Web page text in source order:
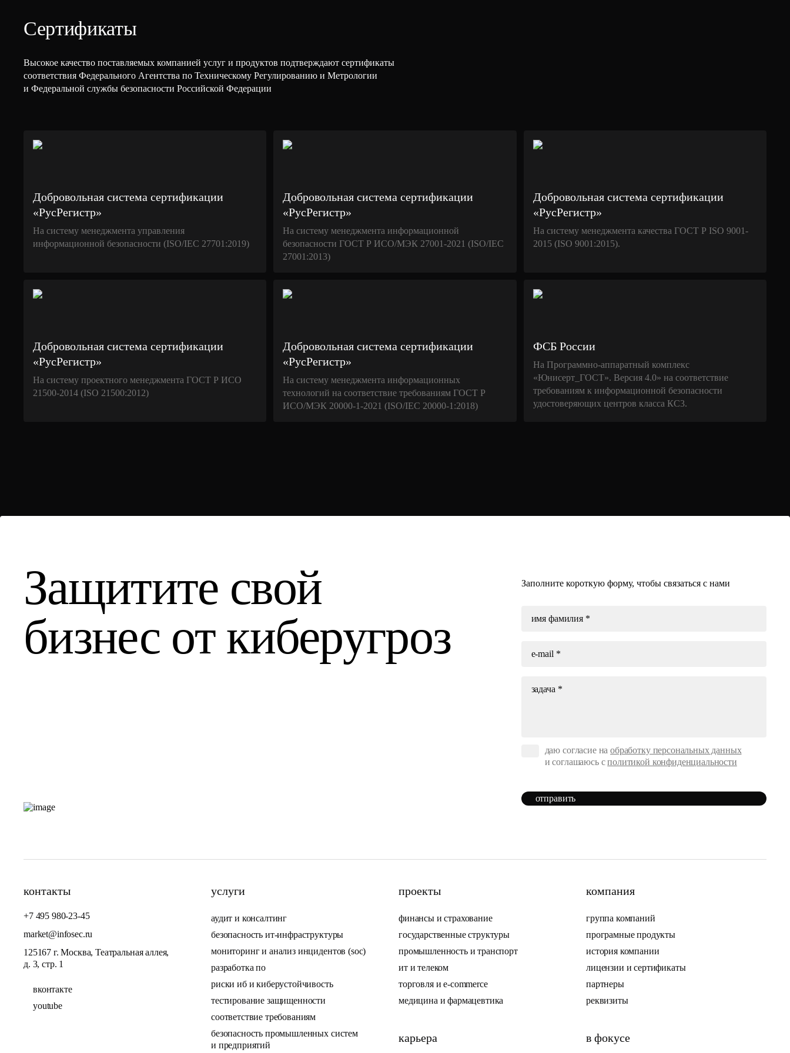
Сертификаты
Высокое качество поставляемых компанией услуг и продуктов подтверждают сертификаты
соответствия Федерального Агентства по Техническому Регулированию и Метрологии
и Федеральной службы безопасности Российской Федерации
Добровольная система сертификации
«РусРегистр»
На систему менеджмента управления
информационной безопасности (ISO/IEC 27701:2019)
Добровольная система сертификации
«РусРегистр»
На систему менеджмента информационной
безопасности ГОСТ Р ИСО/МЭК 27001-2021 (ISO/IEC
27001:2013)
Добровольная система сертификации
«РусРегистр»
На систему менеджмента качества ГОСТ Р ISO 9001-
2015 (ISO 9001:2015).
Добровольная система сертификации
«РусРегистр»
На систему проектного менеджмента ГОСТ Р ИСО
21500-2014 (ISO 21500:2012)
Добровольная система сертификации
«РусРегистр»
На систему менеджмента информационных
технологий на соответствие требованиям ГОСТ Р
ИСО/МЭК 20000-1-2021 (ISO/IEC 20000-1:2018)
ФСБ России
На Программно-аппаратный комплекс
«Юнисерт_ГОСТ». Версия 4.0» на соответствие
требованиям к информационной безопасности
удостоверяющих центров класса КС3.
Защитите свой
бизнес от киберугроз
Заполните короткую форму, чтобы связаться с нами
даю согласие наобработку персональных данных
и соглашаюсь сполитикой конфиденциальности
отправить
контакты
+7 495 980-23-45
market@infosec.ru
125167 г. Москва, Театральная аллея,
д. 3, стр. 1
вконтакте
youtube
услуги
аудит и консалтинг
безопасность ит-инфраструктуры
мониторинг и анализ инцидентов (soc)
разработка по
риски иб и киберустойчивость
тестирование защищенности
соответствие требованиям
безопасность промышленных систем
и предприятий
проекты
финансы и страхование
государственные структуры
промышленность и транспорт
ит и телеком
торговля и e-commerce
медицина и фармацевтика
карьера
компания
группа компаний
програмные продукты
история компании
лицензии и сертификаты
партнеры
реквизиты
в фокусе